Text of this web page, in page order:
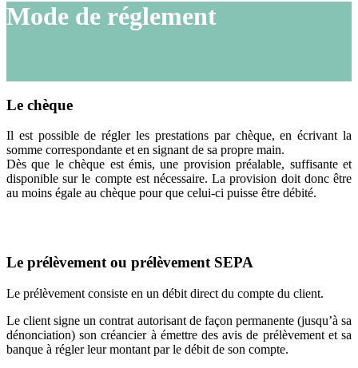
Mode de réglement
Le chèque
Il est possible de régler les prestations par chèque, en écrivant la
somme correspondante et en signant de sa propre main.
Dès que le chèque est émis, une provision préalable, suffisante et
disponible sur le compte est nécessaire. La provision doit donc être
au moins égale au chèque pour que celui-ci puisse être débité.
Le prélèvement ou prélèvement SEPA
Le prélèvement consiste en un débit direct du compte du client.
Le client signe un contrat autorisant de façon permanente (jusqu’à sa
dénonciation) son créancier à émettre des avis de prélèvement et sa
banque à régler leur montant par le débit de son compte.